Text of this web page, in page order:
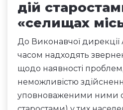
дій
«селищах
До Виконавчої дирекції
часом надходять
щодо наявності
неможливістю
уповноваженими ними